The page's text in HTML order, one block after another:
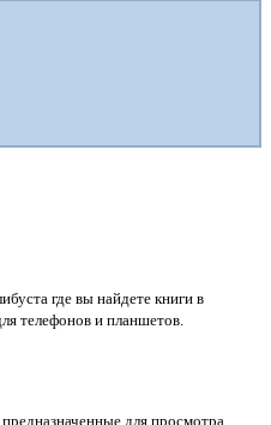
где вы найдете книги в
телефонов и планшетов.
для просмотра